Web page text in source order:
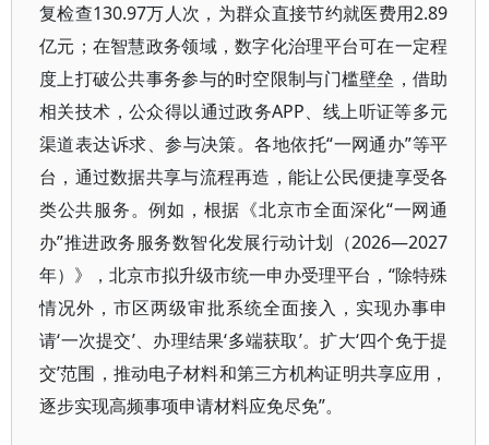
复检查130.97万人次，为群众直接节约就医费用2.89
亿元；在智慧政务领域，数字化治理平台可在一定程
度上打破公共事务参与的时空限制与门槛壁垒，借助
相关技术，公众得以通过政务APP、线上听证等多元
渠道表达诉求、参与决策。各地依托“一网通办”等平
台，通过数据共享与流程再造，能让公民便捷享受各
类公共服务。例如，根据《北京市全面深化“一网通
办”推进政务服务数智化发展行动计划（2026—2027
年）》，北京市拟升级市统一申办受理平台，“除特殊
情况外，市区两级审批系统全面接入，实现办事申
请‘一次提交’、办理结果‘多端获取’。扩大‘四个免于提
交’范围，推动电子材料和第三方机构证明共享应用，
逐步实现高频事项申请材料应免尽免”。